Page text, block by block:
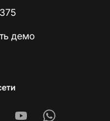
демо
YoutubeWhatsapp